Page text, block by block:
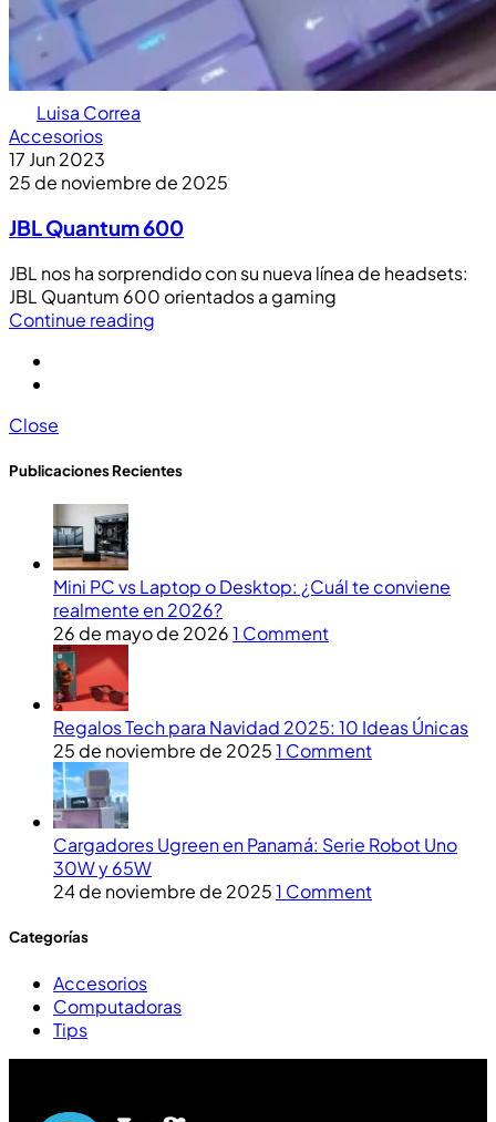
Luisa Correa
Accesorios
17 Jun 2023
25 de noviembre de 2025
JBL Quantum 600
JBL nos ha sorprendido con su nueva línea de headsets:
JBL Quantum 600 orientados a gaming
Continue reading
Close
Publicaciones Recientes
Mini PC vs Laptop o Desktop: ¿Cuál te conviene
realmente en 2026?
26 de mayo de 20261 Comment
Regalos Tech para Navidad 2025: 10 Ideas Únicas
25 de noviembre de 20251 Comment
Cargadores Ugreen en Panamá: Serie Robot Uno
30W y 65W
24 de noviembre de 20251 Comment
Categorías
Accesorios
Computadoras
Tips